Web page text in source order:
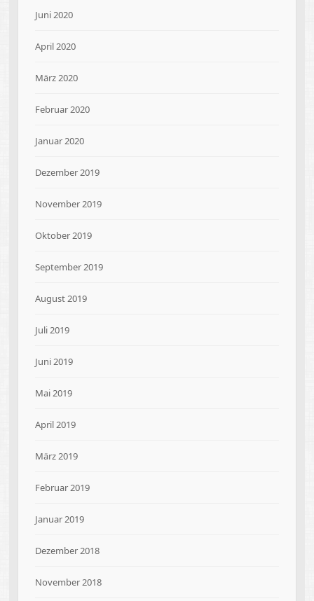
Juni 2020
April 2020
März 2020
Februar 2020
Januar 2020
Dezember 2019
November 2019
Oktober 2019
September 2019
August 2019
Juli 2019
Juni 2019
Mai 2019
April 2019
März 2019
Februar 2019
Januar 2019
Dezember 2018
November 2018